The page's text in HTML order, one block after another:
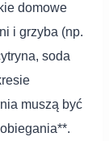
domowe
i grzyba (np.
soda
muszą być